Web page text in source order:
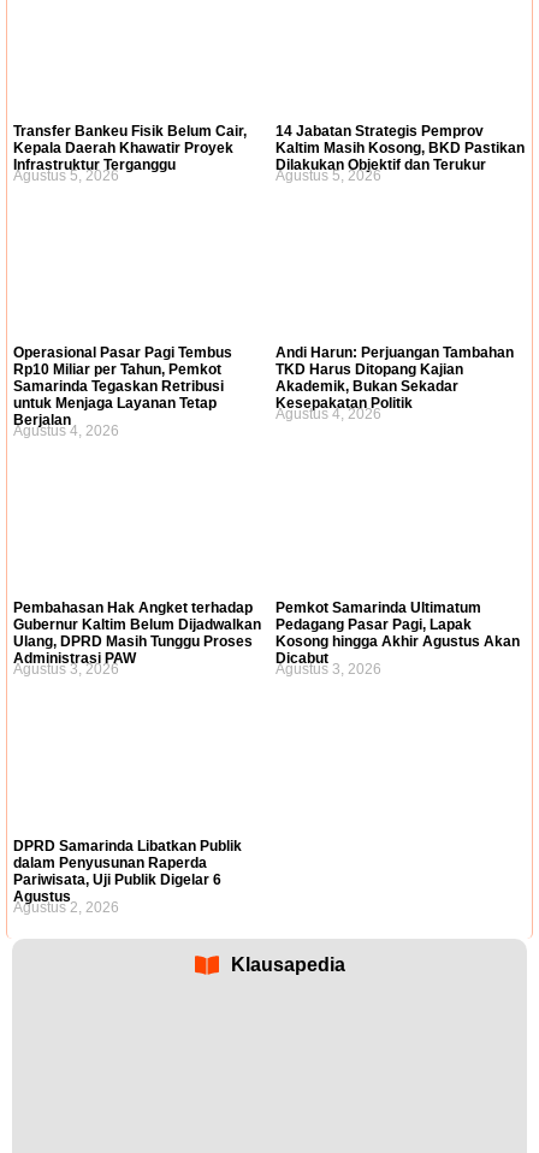
Transfer Bankeu Fisik Belum Cair,
Kepala Daerah Khawatir Proyek
Infrastruktur Terganggu
Agustus 5, 2026
14 Jabatan Strategis Pemprov
Kaltim Masih Kosong, BKD Pastikan
Dilakukan Objektif dan Terukur
Agustus 5, 2026
Operasional Pasar Pagi Tembus
Rp10 Miliar per Tahun, Pemkot
Samarinda Tegaskan Retribusi
untuk Menjaga Layanan Tetap
Berjalan
Agustus 4, 2026
Andi Harun: Perjuangan Tambahan
TKD Harus Ditopang Kajian
Akademik, Bukan Sekadar
Kesepakatan Politik
Agustus 4, 2026
Pembahasan Hak Angket terhadap
Gubernur Kaltim Belum Dijadwalkan
Ulang, DPRD Masih Tunggu Proses
Administrasi PAW
Agustus 3, 2026
Pemkot Samarinda Ultimatum
Pedagang Pasar Pagi, Lapak
Kosong hingga Akhir Agustus Akan
Dicabut
Agustus 3, 2026
DPRD Samarinda Libatkan Publik
dalam Penyusunan Raperda
Pariwisata, Uji Publik Digelar 6
Agustus
Agustus 2, 2026
Klausapedia